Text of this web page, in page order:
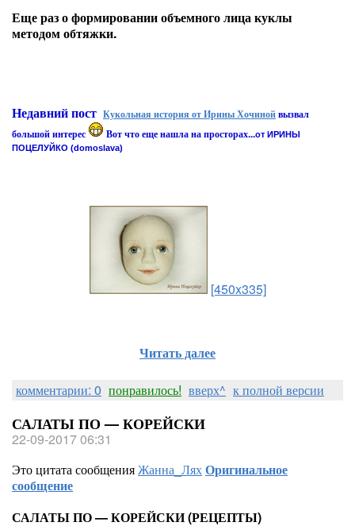
Еще раз о формировании объемного лица куклы
методом обтяжки.
Недавний пост Кукольная история от Ирины Хочинойвызвал
большой интерес
Вот что еще нашла на просторах...от ИРИНЫ
ПОЦЕЛУЙКО (domoslava)
[450x335]
Читать далее
комментарии: 0 понравилось! вверх^ к полной версии
САЛАТЫ ПО — КОРЕЙСКИ
22-09-2017 06:31
Это цитата сообщенияЖанна_ЛяхОригинальное
сообщение
САЛАТЫ ПО — КОРЕЙСКИ (РЕЦЕПТЫ)